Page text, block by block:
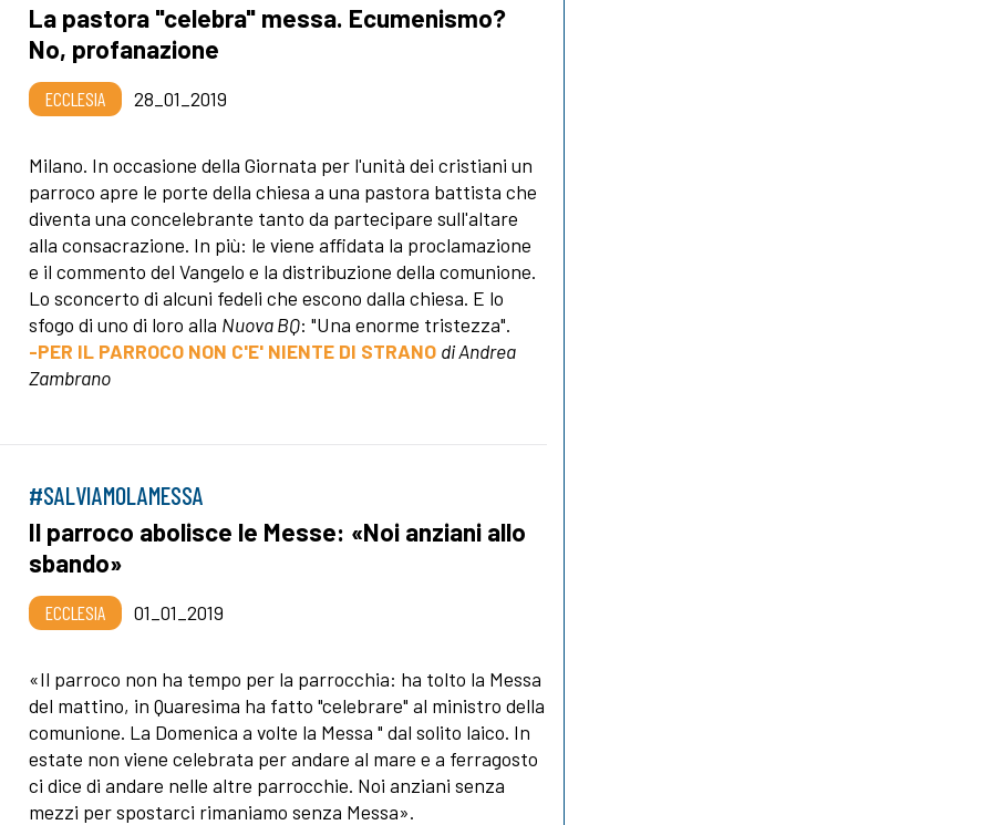
La pastora "celebra" messa. Ecumenismo?
No, profanazione
ECCLESIA 28_01_2019
Milano. In occasione della Giornata per l'unità dei cristiani un
parroco apre le porte della chiesa a una pastora battista che
diventa una concelebrante tanto da partecipare sull'altare
alla consacrazione. In più: le viene affidata la proclamazione
e il commento del Vangelo e la distribuzione della comunione.
Lo sconcerto di alcuni fedeli che escono dalla chiesa. E lo
sfogo di uno di loro alla Nuova BQ: "Una enorme tristezza".
-PER IL PARROCO NON C'E' NIENTE DI STRANO di Andrea
Zambrano
#SALVIAMOLAMESSA
Il parroco abolisce le Messe: «Noi anziani allo
sbando»
ECCLESIA 01_01_2019
«Il parroco non ha tempo per la parrocchia: ha tolto la Messa
del mattino, in Quaresima ha fatto "celebrare" al ministro della
comunione. La Domenica a volte la Messa " dal solito laico. In
estate non viene celebrata per andare al mare e a ferragosto
ci dice di andare nelle altre parrocchie. Noi anziani senza
mezzi per spostarci rimaniamo senza Messa».